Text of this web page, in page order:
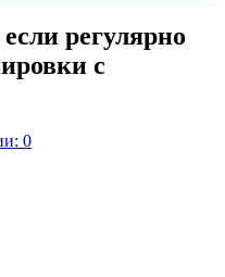
регулярно
с
0